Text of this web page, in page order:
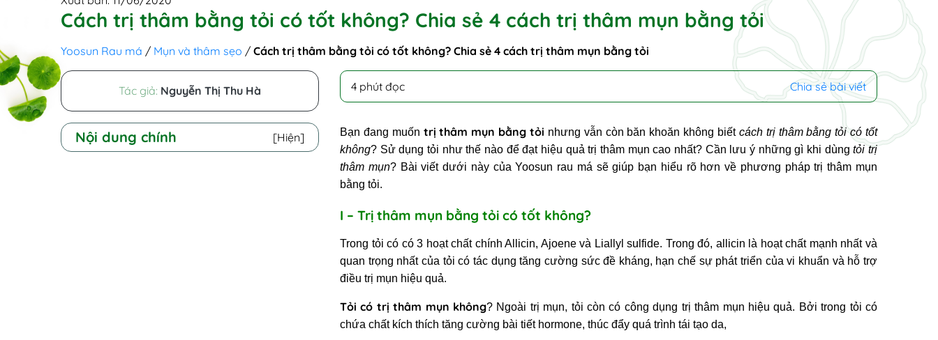
Cách trị thâm bằng tỏi có tốt không? Chia sẻ 4 cách trị thâm mụn bằng tỏi
Yoosun Rau má / Mụn và thâm sẹo / Cách trị thâm bằng tỏi có tốt không? Chia sẻ 4 cách trị thâm mụn bằng tỏi
Tác giả: Nguyễn Thị Thu Hà
Nội dung chính [Hiện]
4 phút đọc Chia sẻ bài viết
Bạn đang muốn trị thâm mụn bằng tỏi nhưng vẫn còn băn khoăn không biết cách trị thâm bằng tỏi có tốt
không? Sử dụng tỏi như thế nào để đạt hiệu quả trị thâm mụn cao nhất? Cần lưu ý những gì khi dùngtỏi trị
thâm mụn? Bài viết dưới này của Yoosun rau má sẽ giúp bạn hiểu rõ hơn về phương pháp trị thâm mụn
bằng tỏi.
I – Trị thâm mụn bằng tỏi có tốt không?
Trong tỏi có có 3 hoạt chất chính Allicin, Ajoene và Liallyl sulfide. Trong đó, allicin là hoạt chất mạnh nhất và
quan trọng nhất của tỏi có tác dụng tăng cường sức đề kháng, hạn chế sự phát triển của vi khuẩn và hỗ trợ
điều trị mụn hiệu quả.
Tỏi có trị thâm mụn không? Ngoài trị mụn, tỏi còn có công dụng trị thâm mụn hiệu quả. Bởi trong tỏi có
chứa chất kích thích tăng cường bài tiết hormone, thúc đẩy quá trình tái tạo da,